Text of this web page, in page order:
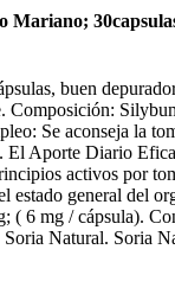
Mariano;
buen
Composición:
Se aconseja la
El Aporte Diario
activos por
estado general del
( 6 mg / cápsula).
Natural. Soria